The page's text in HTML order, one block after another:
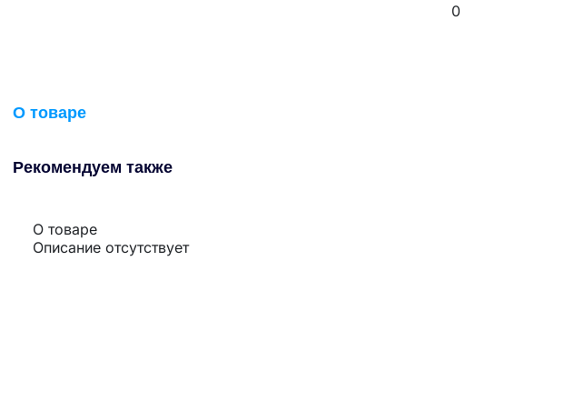
0
О товаре
Рекомендуем также
О товаре
Описание отсутствует